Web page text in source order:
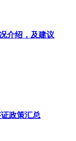
介绍，及建议
政策汇总